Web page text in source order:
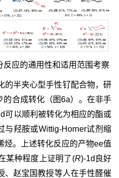
反应的通用性和适用范围考察
的半夹心型手性钌配合物，研
的合成转化（图6a）。在非手
可以顺利被转化为相应的酯或
与羟胺或Wittig-Horner试剂缩
烃。上述转化反应的产物ee值
某种程度上证明了(R)-1d良好
、赵宝国教授等人在手性醛催